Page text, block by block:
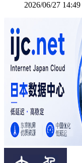
2026/06/27 14:49